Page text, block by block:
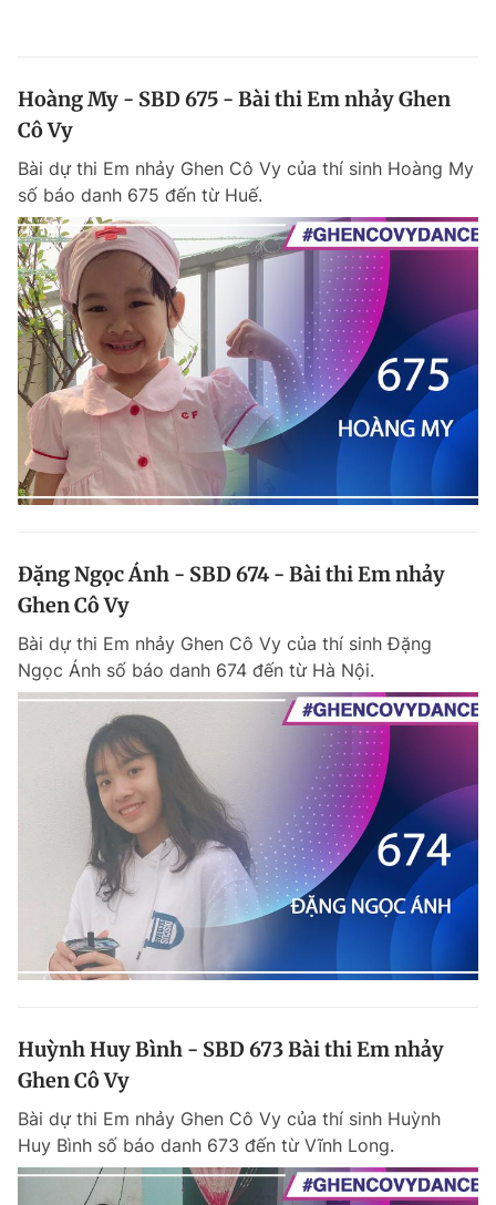
Hoàng My - SBD 675 - Bài thi Em nhảy Ghen
Cô Vy
Bài dự thi Em nhảy Ghen Cô Vy của thí sinh Hoàng My
số báo danh 675 đến từ Huế.
Đặng Ngọc Ánh - SBD 674 - Bài thi Em nhảy
Ghen Cô Vy
Bài dự thi Em nhảy Ghen Cô Vy của thí sinh Đặng
Ngọc Ánh số báo danh 674 đến từ Hà Nội.
Huỳnh Huy Bình - SBD 673 Bài thi Em nhảy
Ghen Cô Vy
Bài dự thi Em nhảy Ghen Cô Vy của thí sinh Huỳnh
Huy Bình số báo danh 673 đến từ Vĩnh Long.